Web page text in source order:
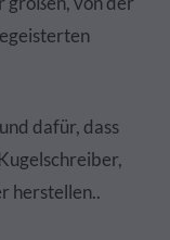
dafür, dass
herstellen..